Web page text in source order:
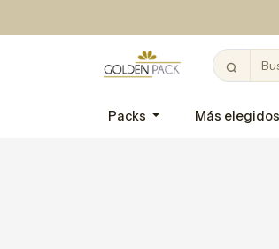
Packs Más elegidos